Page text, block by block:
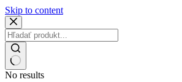
Skip to content
No results